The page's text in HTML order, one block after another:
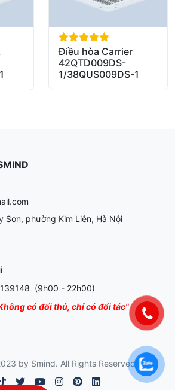
out of 5
Điều hòa Carrier
42QTD009DS-
1/38QUS009DS-1
Sơn, phường Kim Liên, Hà Nội
(9h00 - 22h00)
có đối thủ, chỉ có đối tác"
by Smind. All Rights Reserved.